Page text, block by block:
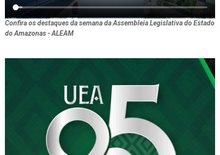
Confira os destaques da semana da Assembleia Legislativa do Estado
do Amazonas - ALEAM